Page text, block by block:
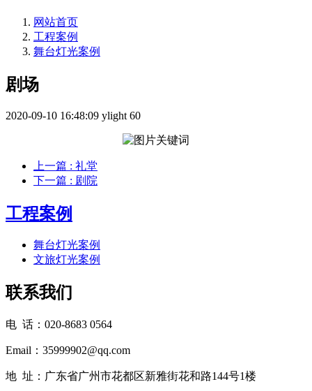
网站首页
工程案例
舞台灯光案例
剧场
2020-09-10 16:48:09 ylight 60
上一篇 : 礼堂
下一篇 : 剧院
工程案例
舞台灯光案例
文旅灯光案例
联系我们
电 话：020-8683 0564
Email：35999902@qq.com
地 址： 广东省广州市花都区新雅街花和路144号1楼